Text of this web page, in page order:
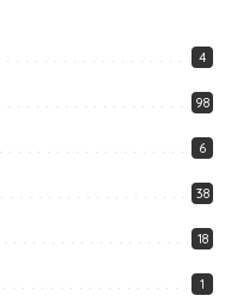
4
98
6
38
18
1